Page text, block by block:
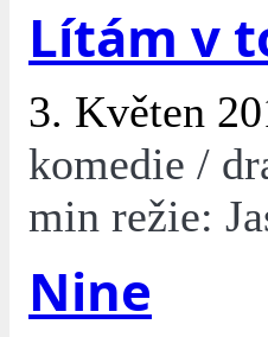
Lítám v
3. Květen
komedie /
min režie:
Nine